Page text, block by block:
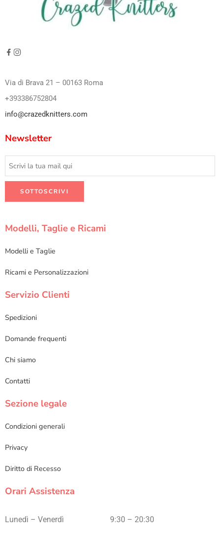
Via di Brava 21 – 00163 Roma
+393386752804
info@crazedknitters.com
Newsletter
Modelli, Taglie e Ricami
Modelli e Taglie
Ricami e Personalizzazioni
Servizio Clienti
Spedizioni
Domande frequenti
Chi siamo
Contatti
Sezione legale
Condizioni generali
Privacy
Diritto di Recesso
Orari Assistenza
Lunedì – Venerdì 9:30 – 20:30